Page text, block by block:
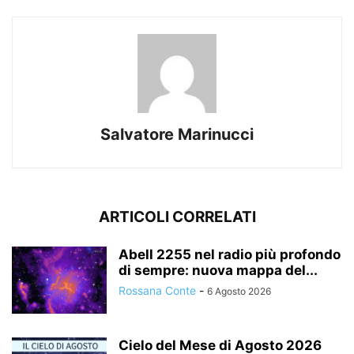
Salvatore Marinucci
ARTICOLI CORRELATI
Abell 2255 nel radio più profondo
di sempre: nuova mappa del...
Rossana Conte - 6 Agosto 2026
Cielo del Mese di Agosto 2026